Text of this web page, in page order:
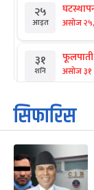
२५
आइत असोज
३१
शनि
फूलपाती
असोज ३१
१
आइत
कार्तिक
कार्तिक १,
३
मंगल
महानवमी
कार्तिक
सिफारिस